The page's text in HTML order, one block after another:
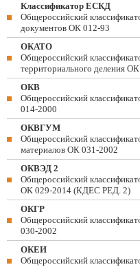
Классификатор ЕСКД
Общероссийский
документов ОК 012-93
ОКАТО
Общероссийский
территориального деления
ОКВ
Общероссийский
014-2000
ОКВГУМ
Общероссийский
материалов ОК 031-2002
ОКВЭД 2
Общероссийский
ОК 029-2014 (КДЕС РЕД. 2)
ОКГР
Общероссийский
030-2002
ОКЕИ
Общероссийский